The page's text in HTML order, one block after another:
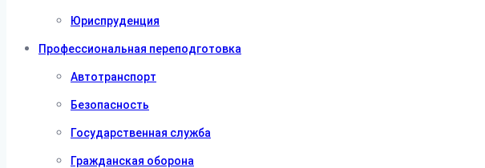
Юриспруденция
Профессиональная переподготовка
Автотранспорт
Безопасность
Государственная служба
Гражданская оборона